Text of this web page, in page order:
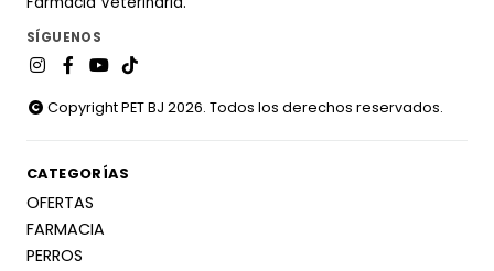
SÍGUENOS
Copyright PET BJ 2026. Todos los derechos reservados.
CATEGORÍAS
OFERTAS
FARMACIA
PERROS